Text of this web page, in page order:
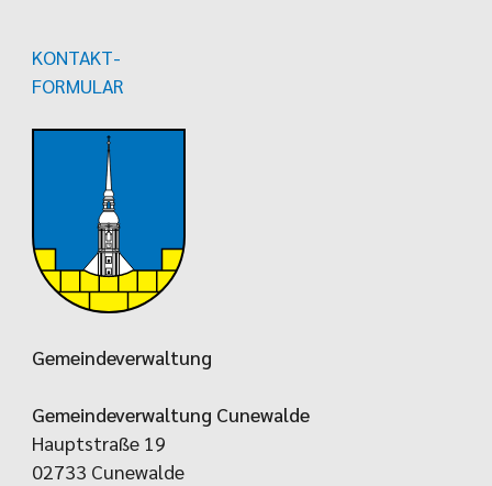
KONTAKT-
FORMULAR
Gemeindeverwaltung
Gemeindeverwaltung Cunewalde
Hauptstraße 19
02733 Cunewalde